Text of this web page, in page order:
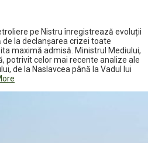
pe Nistru înregistrează evoluții
la declanșarea crizei toate
maximă admisă. Ministrul Mediului,
potrivit celor mai recente analize ale
de la Naslavcea până la Vadul lui